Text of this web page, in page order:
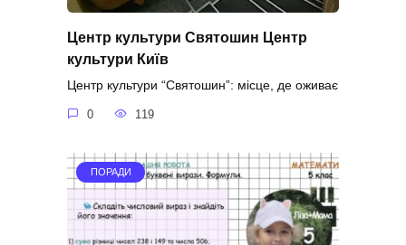
Центр культури Святошин Центр
культури Київ
Центр культури “Святошин”: місце, де оживає
0 119
ПОРАДИ